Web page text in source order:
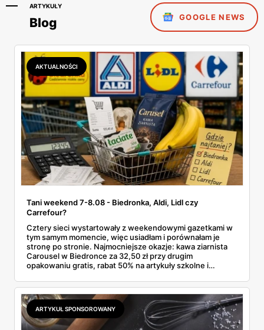
ARTYKUŁY
Blog GOOGLE NEWS
AKTUALNOŚCI
Tani weekend 7-8.08 - Biedronka, Aldi, Lidl czy
Carrefour?
Cztery sieci wystartowały z weekendowymi gazetkami w
tym samym momencie, więc usiadłam i porównałam je
stronę po stronie. Najmocniejsze okazje: kawa ziarnista
Carousel w Biedronce za 32,50 zł przy drugim
opakowaniu gratis, rabat 50% na artykuły szkolne i
2,99 zł za kilogram, ale wyłącznie w sobotę z aplikacją. Aldi
odpowiada masłem za 2,99 zł. Werdykt w skrócie:
najwięcej wyciśniesz z Biedronki, po świeże warzywa jedź
do Aldi.
ARTYKUŁ SPONSOROWANY